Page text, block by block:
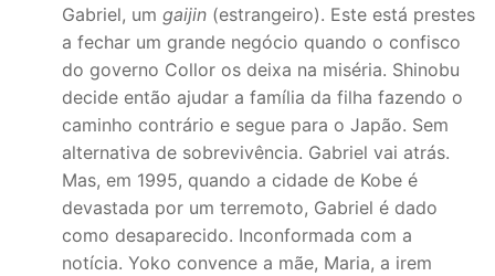
Gabriel, um gaijin (estrangeiro). Este está prestes
a fechar um grande negócio quando o confisco
do governo Collor os deixa na miséria. Shinobu
decide então ajudar a família da filha fazendo o
caminho contrário e segue para o Japão. Sem
alternativa de sobrevivência. Gabriel vai atrás.
Mas, em 1995, quando a cidade de Kobe é
devastada por um terremoto, Gabriel é dado
como desaparecido. Inconformada com a
notícia. Yoko convence a mãe, Maria, a irem